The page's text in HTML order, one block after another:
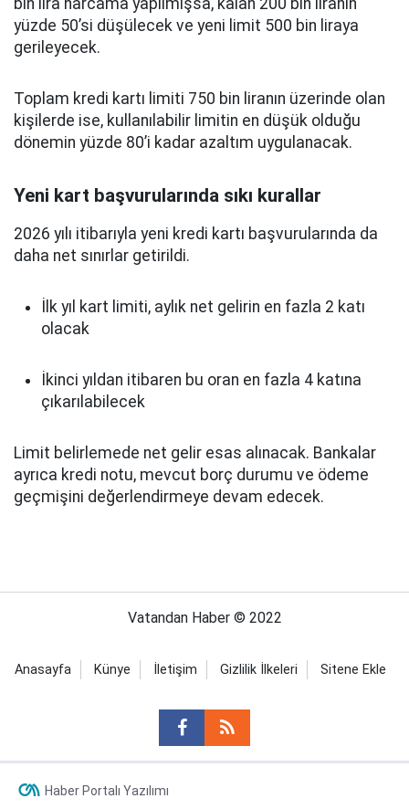
bin lira harcama yapılmışsa, kalan 200 bin liranın
yüzde 50’si düşülecek ve yeni limit 500 bin liraya
gerileyecek.
Toplam kredi kartı limiti 750 bin liranın üzerinde olan
kişilerde ise, kullanılabilir limitin en düşük olduğu
dönemin yüzde 80’i kadar azaltım uygulanacak.
Yeni kart başvurularında sıkı kurallar
2026 yılı itibarıyla yeni kredi kartı başvurularında da
daha net sınırlar getirildi.
İlk yıl kart limiti, aylık net gelirin en fazla 2 katı
olacak
İkinci yıldan itibaren bu oran en fazla 4 katına
çıkarılabilecek
Limit belirlemede net gelir esas alınacak. Bankalar
ayrıca kredi notu, mevcut borç durumu ve ödeme
geçmişini değerlendirmeye devam edecek.
Vatandan Haber © 2022
Anasayfa Künye İletişim Gizlilik İlkeleri Sitene Ekle
Haber Portalı Yazılımı